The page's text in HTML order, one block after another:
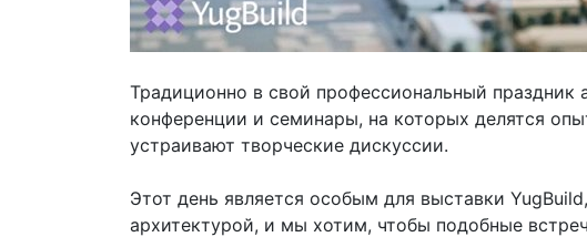
Традиционно в свой профессиональный праздник
конференции и семинары, на которых делятся
устраивают творческие дискуссии.
Этот день является особым для выставки
архитектурой, и мы хотим, чтобы подобные